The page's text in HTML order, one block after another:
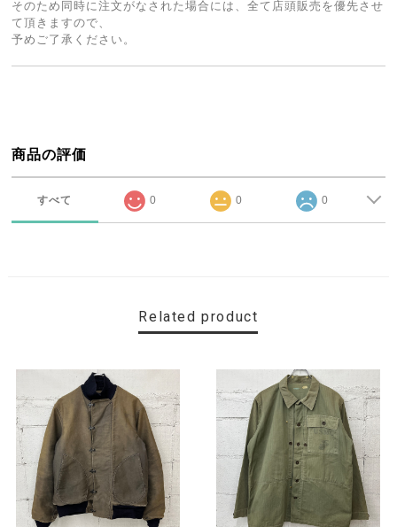
そのため同時に注文がなされた場合には、全て店頭販売を優先させ
て頂きますので、
予めご了承ください。
商品の評価
すべて 0 0 0
Related product